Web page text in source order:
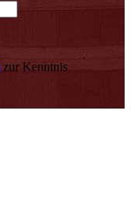
zur Kenntnis